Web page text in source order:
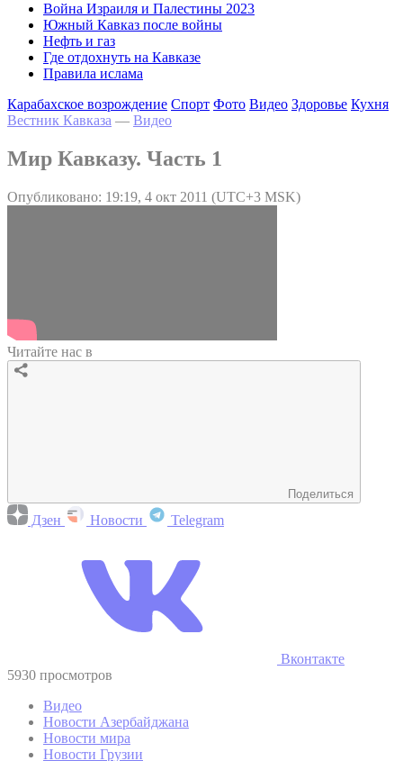
Война Израиля и Палестины 2023
Южный Кавказ после войны
Нефть и газ
Где отдохнуть на Кавказе
Правила ислама
Карабахское возрождение Спорт Фото Видео Здоровье Кухня
Вестник Кавказа — Видео
Мир Кавказу. Часть 1
Опубликовано: 19:19, 4 окт 2011 (UTC+3 MSK)
Читайте нас в
Поделиться
Дзен Новости Telegram
Вконтакте
5930 просмотров
Видео
Новости Азербайджана
Новости мира
Новости Грузии